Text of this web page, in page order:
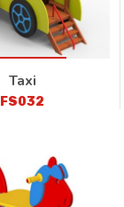
Taxi
FS032